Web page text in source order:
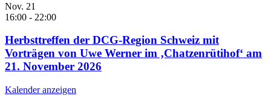
Nov. 21
16:00 - 22:00
Herbsttreffen der DCG-Region Schweiz mit
Vorträgen von Uwe Werner im ‚Chatzenrütihof‘ am
21. November 2026
Kalender anzeigen